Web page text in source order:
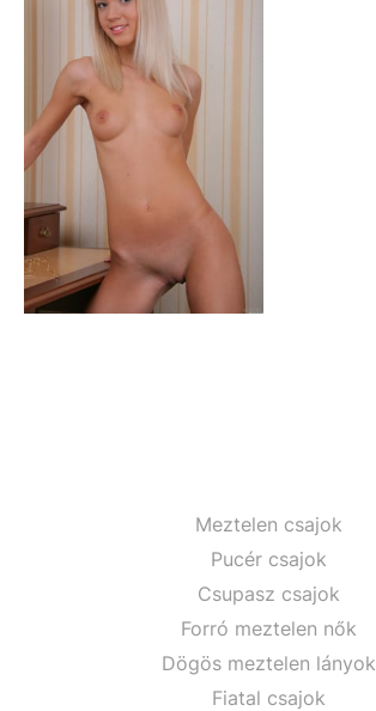
Meztelen csajok
Pucér csajok
Csupasz csajok
Forró meztelen nők
Dögös meztelen lányok
Fiatal csajok